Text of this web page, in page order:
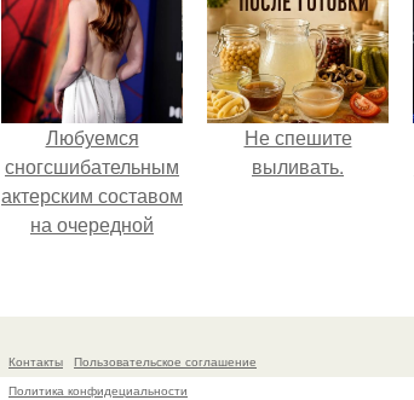
Любуемся
сногсшибательным
актерским составом
на очередной
Не спешите
выливать.
Контакты
Пользовательское соглашение
Политика конфидециальности